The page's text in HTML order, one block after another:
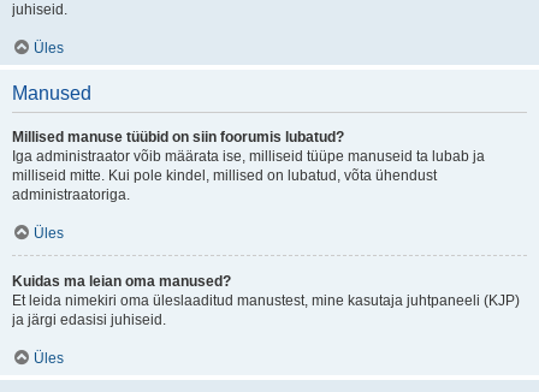
juhiseid.
Üles
Manused
Millised manuse tüübid on siin foorumis lubatud?
Iga administraator võib määrata ise, milliseid tüüpe manuseid ta lubab ja
milliseid mitte. Kui pole kindel, millised on lubatud, võta ühendust
administraatoriga.
Üles
Kuidas ma leian oma manused?
Et leida nimekiri oma üleslaaditud manustest, mine kasutaja juhtpaneeli (KJP)
ja järgi edasisi juhiseid.
Üles